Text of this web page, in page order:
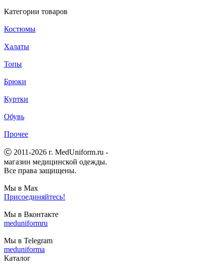
Категории товаров
Костюмы
Халаты
Топы
Брюки
Куртки
Обувь
Прочее
Ⓒ 2011-2026 г. MedUniform.ru -
магазин медицинской одежды.
Все права защищены.
Мы в Max
Присоединяйтесь!
Мы в Вконтакте
meduniformru
Мы в Telegram
meduniforma
Каталог